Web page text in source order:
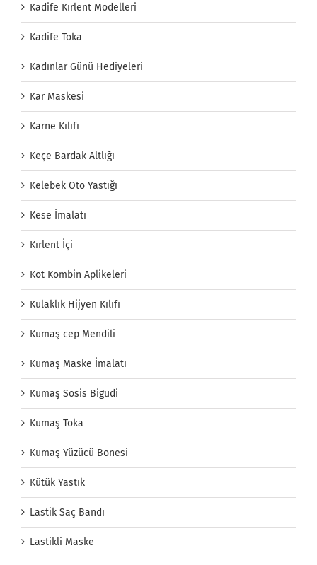
Kadife Kırlent Modelleri
Kadife Toka
Kadınlar Günü Hediyeleri
Kar Maskesi
Karne Kılıfı
Keçe Bardak Altlığı
Kelebek Oto Yastığı
Kese İmalatı
Kırlent İçi
Kot Kombin Aplikeleri
Kulaklık Hijyen Kılıfı
Kumaş cep Mendili
Kumaş Maske İmalatı
Kumaş Sosis Bigudi
Kumaş Toka
Kumaş Yüzücü Bonesi
Kütük Yastık
Lastik Saç Bandı
Lastikli Maske